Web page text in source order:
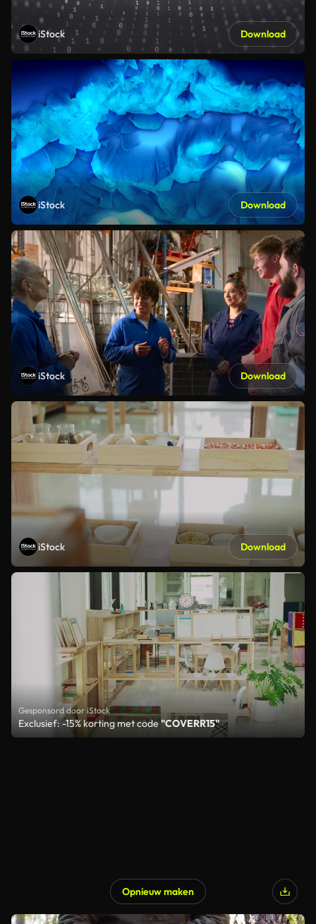
iStock Download
iStock Download
iStock Download
iStock Download
Gesponsord door iStock
Exclusief: -15% korting met code"COVERR15"
Opnieuw maken